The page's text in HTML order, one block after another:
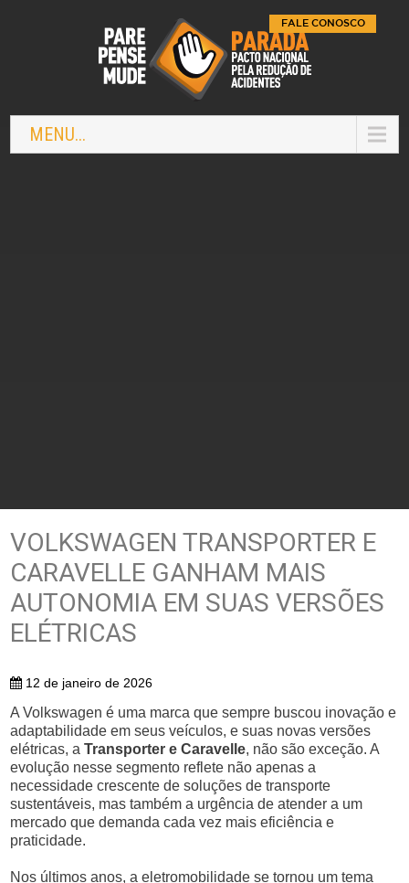
MENU...
FALE CONOSCO
VOLKSWAGEN TRANSPORTER E
CARAVELLE GANHAM MAIS
AUTONOMIA EM SUAS VERSÕES
ELÉTRICAS
12 de janeiro de 2026
A Volkswagen é uma marca que sempre buscou inovação e
adaptabilidade em seus veículos, e suas novas versões
elétricas, aTransporter e Caravelle, não são exceção. A
evolução nesse segmento reflete não apenas a
necessidade crescente de soluções de transporte
sustentáveis, mas também a urgência de atender a um
mercado que demanda cada vez mais eficiência e
praticidade.
Nos últimos anos, a eletromobilidade se tornou um tema